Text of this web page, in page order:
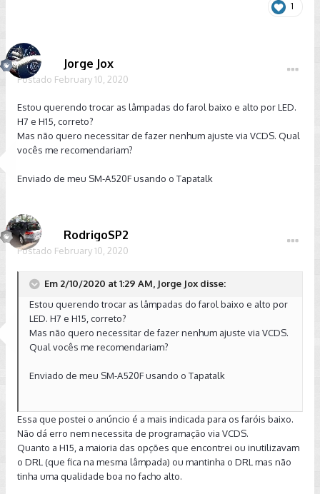
1
Jorge Jox
Postado February 10, 2020
Estou querendo trocar as lâmpadas do farol baixo e alto por LED.
H7 e H15, correto?
Mas não quero necessitar de fazer nenhum ajuste via VCDS. Qual
vocês me recomendariam?
Enviado de meu SM-A520F usando o Tapatalk
RodrigoSP2
Postado February 10, 2020
Em 2/10/2020 at 1:29 AM, Jorge Jox disse:
Estou querendo trocar as lâmpadas do farol baixo e alto por
LED. H7 e H15, correto?
Mas não quero necessitar de fazer nenhum ajuste via VCDS.
Qual vocês me recomendariam?
Enviado de meu SM-A520F usando o Tapatalk
Essa que postei o anúncio é a mais indicada para os faróis baixo.
Não dá erro nem necessita de programação via VCDS.
Quanto a H15, a maioria das opções que encontrei ou inutilizavam
o DRL (que fica na mesma lâmpada) ou mantinha o DRL mas não
tinha uma qualidade boa no facho alto.